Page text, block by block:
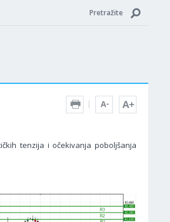
Pretražite
tenzija i očekivanja poboljšanja